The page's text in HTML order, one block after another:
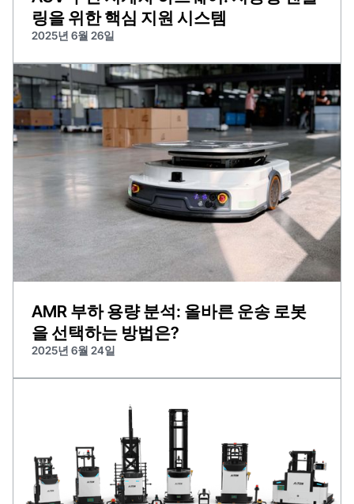
링을 위한 핵심 지원 시스템
2025년 6월 26일
AMR 부하 용량 분석: 올바른 운송 로봇
을 선택하는 방법은?
2025년 6월 24일